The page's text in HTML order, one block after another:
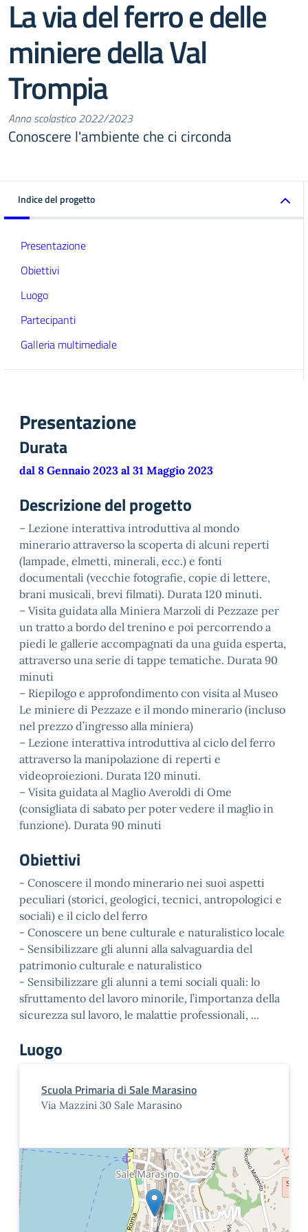
La via del ferro e delle
miniere della Val
Trompia
Anno scolastico 2022/2023
Conoscere l'ambiente che ci circonda
Indice del progetto
Presentazione
Obiettivi
Luogo
Partecipanti
Galleria multimediale
Presentazione
Durata
dal 8 Gennaio 2023 al 31 Maggio 2023
Descrizione del progetto
– Lezione interattiva introduttiva al mondo
minerario attraverso la scoperta di alcuni reperti
(lampade, elmetti, minerali, ecc.) e fonti
documentali (vecchie fotografie, copie di lettere,
brani musicali, brevi filmati). Durata 120 minuti.
– Visita guidata alla Miniera Marzoli di Pezzaze per
un tratto a bordo del trenino e poi percorrendo a
piedi le gallerie accompagnati da una guida esperta,
attraverso una serie di tappe tematiche. Durata 90
minuti
– Riepilogo e approfondimento con visita al Museo
Le miniere di Pezzaze e il mondo minerario (incluso
nel prezzo d’ingresso alla miniera)
– Lezione interattiva introduttiva al ciclo del ferro
attraverso la manipolazione di reperti e
videoproiezioni. Durata 120 minuti.
– Visita guidata al Maglio Averoldi di Ome
(consigliata di sabato per poter vedere il maglio in
funzione). Durata 90 minuti
Obiettivi
- Conoscere il mondo minerario nei suoi aspetti
peculiari (storici, geologici, tecnici, antropologici e
sociali) e il ciclo del ferro
- Conoscere un bene culturale e naturalistico locale
- Sensibilizzare gli alunni alla salvaguardia del
patrimonio culturale e naturalistico
- Sensibilizzare gli alunni a temi sociali quali: lo
sfruttamento del lavoro minorile, l’importanza della
sicurezza sul lavoro, le malattie professionali, ...
Luogo
Scuola Primaria di Sale Marasino
Via Mazzini 30 Sale Marasino